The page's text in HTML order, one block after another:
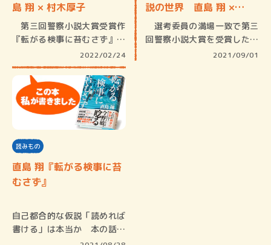
島 翔 × 村木厚子
第三回警察小説大賞受賞作
『転がる検事に苔むさず』で
2022/02/24
説の世界 直島 翔 ×…
選考委員の満場一致で第三
回警察小説大賞を受賞した直
2021/09/01
読みもの
直島 翔『転がる検事に苔
むさず』
自己都合的な仮説「読めれば
書ける」は本当か 本の話で